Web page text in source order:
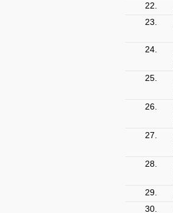
22.
23.
24.
25.
26.
27.
28.
29.
30.